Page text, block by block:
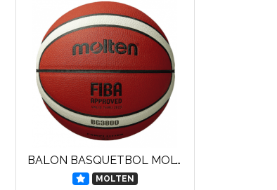
BALON BASQUETBOL MOLTEN BG3800 LOGO FIBA
MOLTEN